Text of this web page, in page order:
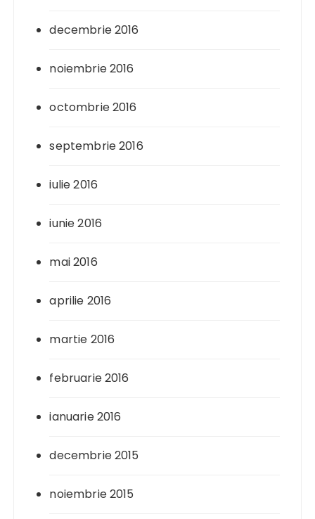
decembrie 2016
noiembrie 2016
octombrie 2016
septembrie 2016
iulie 2016
iunie 2016
mai 2016
aprilie 2016
martie 2016
februarie 2016
ianuarie 2016
decembrie 2015
noiembrie 2015